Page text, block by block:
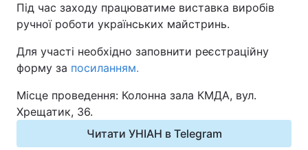
Відео з Youtube Статті
Архів
Контакти
Під час заходу працюватиме виставка виробів
ручної роботи українських майстринь.
Для участі необхідно заповнити реєстраційну
форму за посиланням.
Місце проведення: Колонна зала КМДА, вул.
Хрещатик, 36.
Читати УНІАН в Telegram